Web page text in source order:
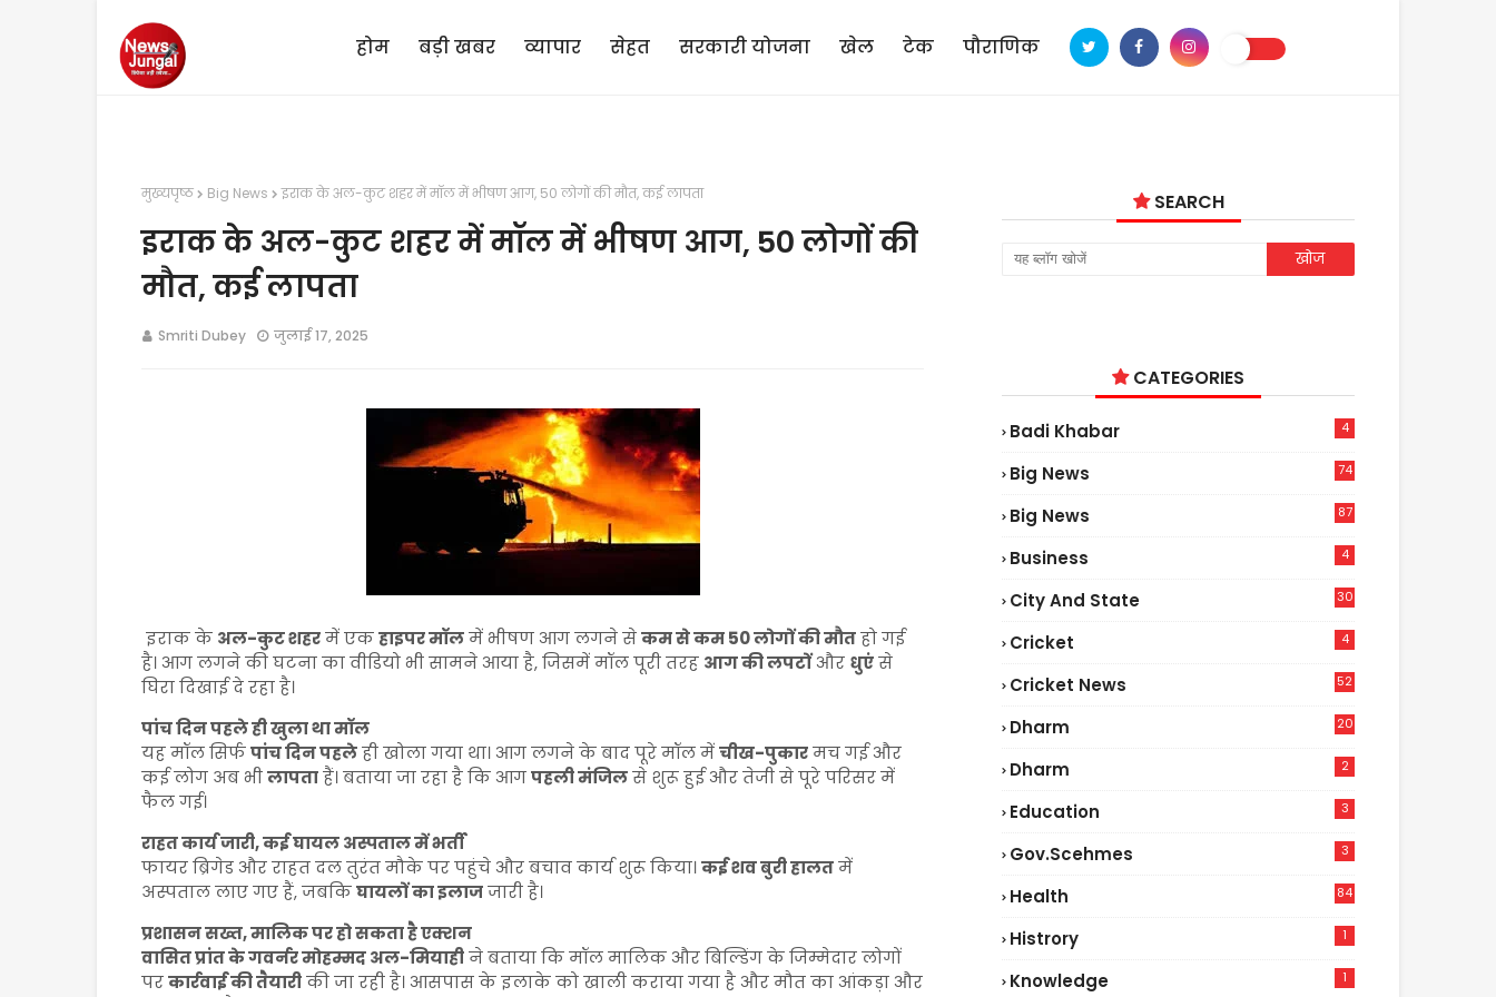
होम बड़ी खबर व्यापार सेहत सरकारी योजना खेल टेक पौराणिक
मुख्यपृष्ठ Big News इराक के अल-कुट शहर में मॉल में भीषण आग, 50 लोगों की मौत, कई लापता
इराक के अल-कुट शहर में मॉल में भीषण आग, 50 लोगों की
मौत, कई लापता
Smriti Dubey जुलाई 17, 2025
इराक के अल-कुट शहरमें एकहाइपर मॉलमें भीषण आग लगने सेकम से कम 50 लोगों की मौतहो गई
है। आग लगने की घटना का वीडियो भी सामने आया है, जिसमें मॉल पूरी तरह आग की लपटोंऔर धुएंसे
घिरा दिखाई दे रहा है।
पांच दिन पहले ही खुला था मॉल
यह मॉल सिर्फपांच दिन पहलेही खोला गया था। आग लगने के बाद पूरे मॉल मेंचीख-पुकारमच गई और
कई लोग अब भीलापताहैं। बताया जा रहा है कि आगपहली मंजिलसे शुरू हुई और तेजी से पूरे परिसर में
फैल गई।
राहत कार्य जारी, कई घायल अस्पताल में भर्ती
फायर ब्रिगेड और राहत दल तुरंत मौके पर पहुंचे और बचाव कार्य शुरू किया।कई शव बुरी हालतमें
अस्पताल लाए गए हैं, जबकिघायलों का इलाजजारी है।
प्रशासन सख्त, मालिक पर हो सकता है एक्शन
वासित प्रांत के गवर्नर मोहम्मद अल-मियाहीने बताया कि मॉल मालिक और बिल्डिंग के जिम्मेदार लोगों
परकार्रवाई की तैयारीकी जा रही है। आसपास के इलाके को खाली कराया गया है और मौत का आंकड़ा और
SEARCH
CATEGORIES
Badi Khabar 4
Big News
74
Big News
87
Business 4
City And State 30
Cricket 4
Cricket News
52
Dharm 20
Dharm 2
Education 3
Gov.scehmes 3
Health
84
Histrory 1
Knowledge 1